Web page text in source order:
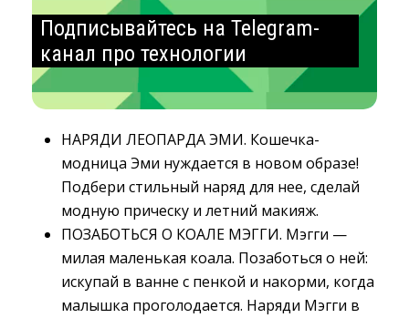
Подписывайтесь на Telegram-
канал про технологии
НАРЯДИ ЛЕОПАРДА ЭМИ. Кошечка-
модница Эми нуждается в новом образе!
Подбери стильный наряд для нее, сделай
модную прическу и летний макияж.
ПОЗАБОТЬСЯ О КОАЛЕ МЭГГИ. Мэгги —
милая маленькая коала. Позаботься о ней:
искупай в ванне с пенкой и накорми, когда
малышка проголодается. Наряди Мэгги в